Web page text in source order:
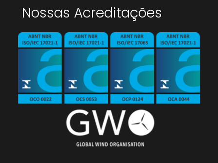
Nossas Acreditações